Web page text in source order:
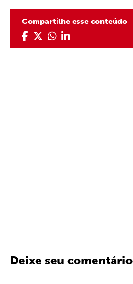
Compartilhe esse conteúdo
Deixe seu comentário